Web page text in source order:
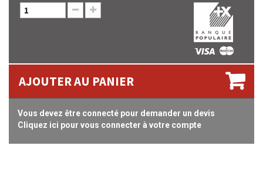
AJOUTER AU PANIER
Vous devez être connecté pour demander un devis
Cliquez ici pour vous connecter à votre compte